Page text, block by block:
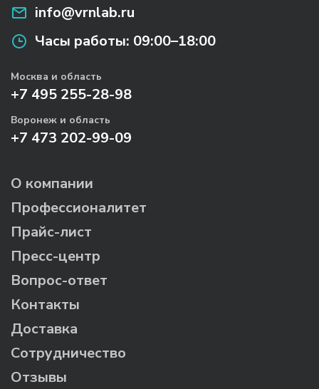
info@vrnlab.ru
Часы работы: 09:00–18:00
Москва и область
+7 495 255-28-98
Воронеж и область
+7 473 202-99-09
О компании
Профессионалитет
Прайс-лист
Пресс-центр
Вопрос-ответ
Контакты
Доставка
Сотрудничество
Отзывы